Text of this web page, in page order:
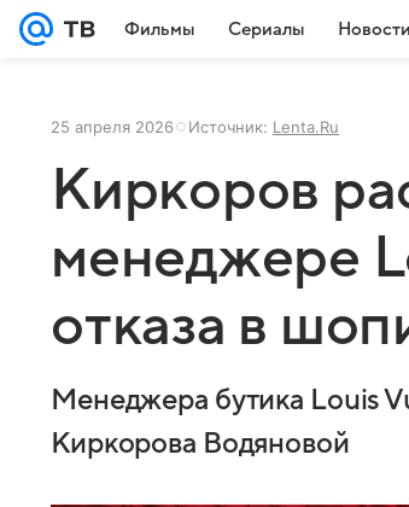
Фильмы Сериалы
25 апреля 2026 Источник: Lenta.Ru
Киркоров
менеджере
отказа в
Менеджера бутика Louis
Киркорова Водяновой